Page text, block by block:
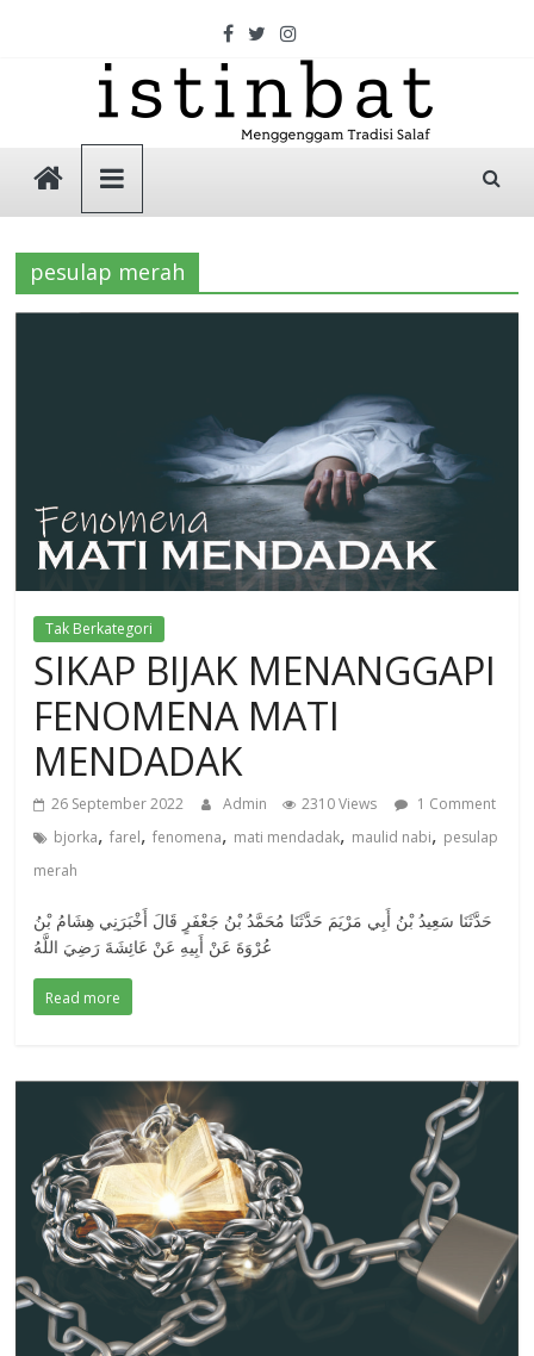
Istinbat
Menggenggam
Tradisi
Salaf
pesulap merah
Tak Berkategori
SIKAP BIJAK MENANGGAPI
FENOMENA MATI
MENDADAK
26 September 2022 Admin 2310 Views
1 Comment
bjorka,farel,fenomena, mati mendadak, maulid nabi, pesulap
merah
حَدَّثَنَا سَعِيدُ بْنُ أَبِي مَرْيَمَ حَدَّثَنَا مُحَمَّدُ بْنُ جَعْفَرٍ قَالَ أَخْبَرَنِي هِشَامُ بْنُ
عُرْوَةَ عَنْ أَبِيهِ عَنْ عَائِشَةَ رَضِيَ اللَّهُ
Read more